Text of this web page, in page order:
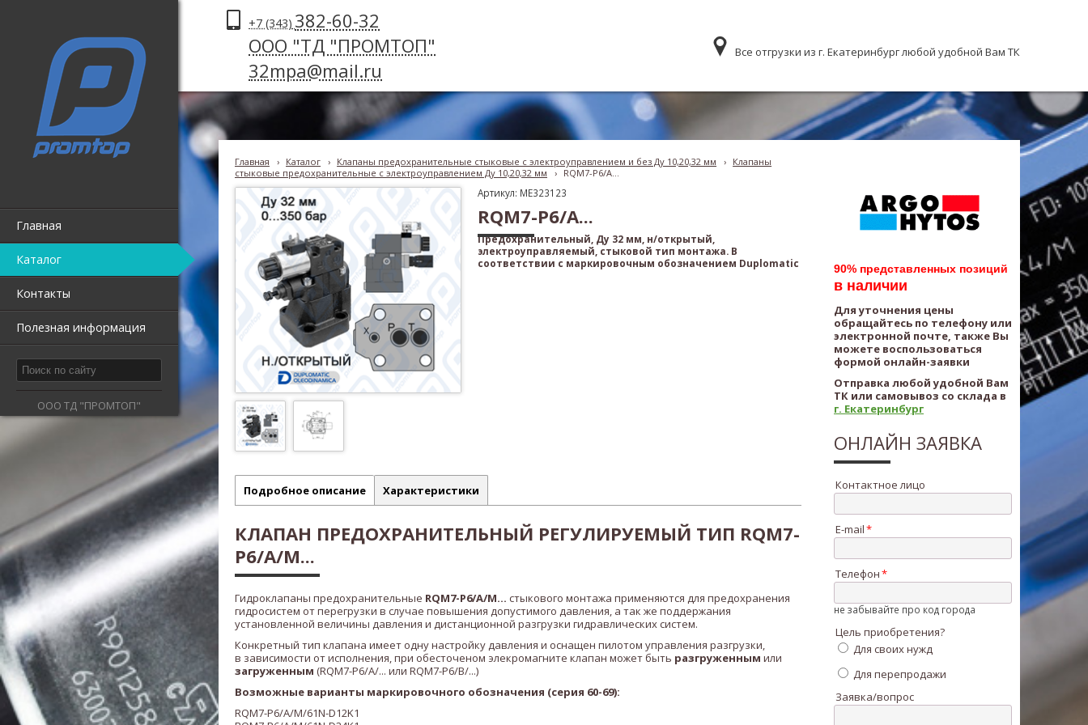
Главная
Каталог
Контакты
Полезная информация
ООО ТД "ПРОМТОП"
+7 (343) 382-60-32
ООО "ТД "ПРОМТОП"
32mpa@mail.ru
Все отгрузки из г. Екатеринбург любой удобной Вам ТК
Главная › Каталог › Клапаны предохранительные стыковые с электроуправлением и без Ду 10,20,32 мм ›
Клапаны
стыковые предохранительные с электроуправлением Ду 10,20,32 мм
› RQM7-P6/A...
Артикул: ME323123
RQM7-P6/A...
Предохранительный, Ду 32 мм, н/открытый,
электроуправляемый, стыковой тип монтажа. В
соответствии с маркировочным обозначением Duplomatic
Подробное описание Характеристики
КЛАПАН ПРЕДОХРАНИТЕЛЬНЫЙ РЕГУЛИРУЕМЫЙ ТИП RQM7-
P6/A/M...
Гидроклапаны предохранительные RQM7-P6/A/M... стыкового монтажа применяются для предохранения
гидросистем от перегрузки в случае повышения допустимого давления, а так же поддержания
установленной величины давления и дистанционной разгрузки гидравлических систем.
Конкретный тип клапана имеет одну настройку давления и оснащен пилотом управления разгрузки,
в зависимости от исполнения, при обесточеном элекромагните клапан может быть разгруженным или
загруженным (RQM7-P6/A/... или RQM7-P6/B/...)
Возможные варианты маркировочного обозначения (серия 60-69):
RQM7-P6/A/M/61N-D12K1
90% представленных позиций
в наличии
Для уточнения цены
обращайтесь по телефону или
электронной почте, также Вы
можете воспользоваться
формой онлайн-заявки
Отправка любой удобной Вам
ТК или самовывоз со склада в
г. Екатеринбург
ОНЛАЙН ЗАЯВКА
Контактное лицо
E-mail
Телефон
не забывайте про код города
Цель приобретения?
Для своих нужд
Для перепродажи
Заявка/вопрос